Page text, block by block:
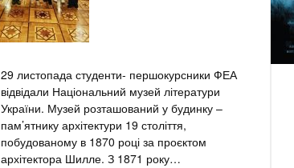
29 листопада студенти- першокурсники ФЕА
відвідали Національний музей літератури
України. Музей розташований у будинку –
пам’ятнику архітектури 19 століття,
побудованому в 1870 році за проєктом
архітектора Шилле. З 1871 року…